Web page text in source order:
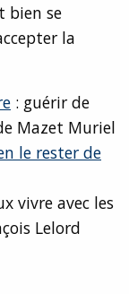
bien se
la
: guérir de
Mazet Muriel
le rester de
vivre avec les
Lelord